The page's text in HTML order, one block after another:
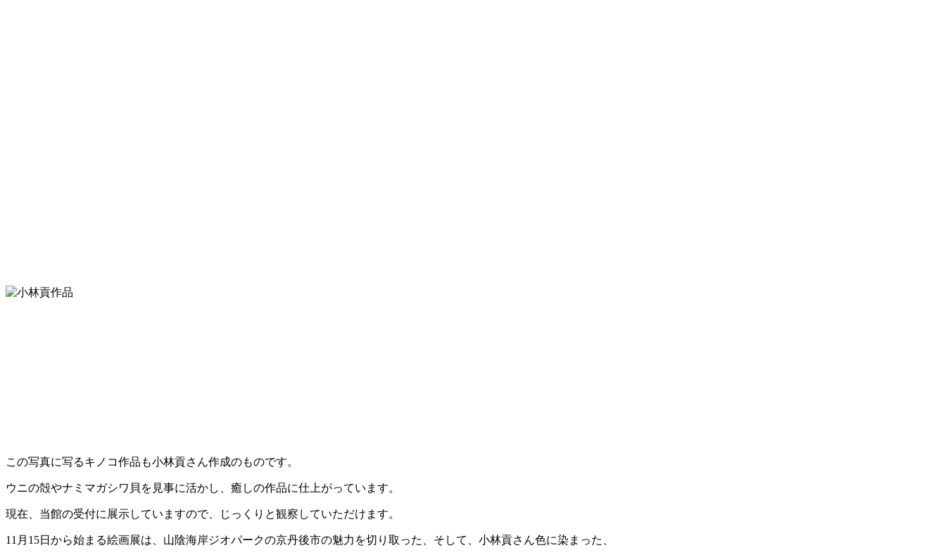
この写真に写るキノコ作品も小林貢さん作成のものです。
ウニの殻やナミマガシワ貝を見事に活かし、癒しの作品に仕上がっています。
現在、当館の受付に展示していますので、じっくりと観察していただけます。
11月15日から始まる絵画展は、山陰海岸ジオパークの京丹後市の魅力を切り取った、そして、小林貢さん色に染まった、